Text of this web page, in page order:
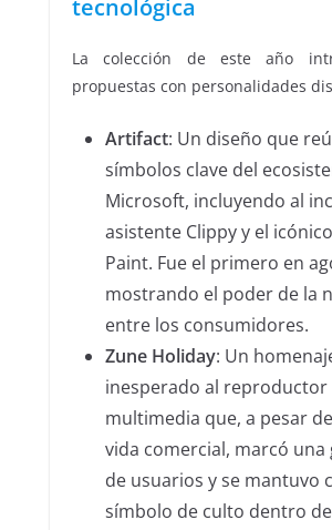
tecnológica
La colección de este año
propuestas con personalidades
Artifact: Un diseño que
símbolos clave del
Microsoft, incluyendo al
asistente Clippy y el
Paint. Fue el primero en
mostrando el poder de la
entre los consumidores.
Zune Holiday: Un
inesperado al reproductor
multimedia que, a pesar
vida comercial, marcó una
de usuarios y se mantuvo
símbolo de culto dentro